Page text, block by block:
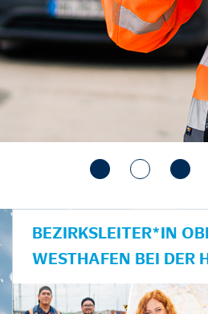
BEZIRKSLEITER*IN
WESTHAFEN BEI DER